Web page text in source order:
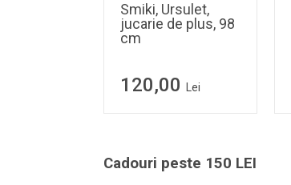
Smiki, Ursulet,
jucarie de plus, 98
cm
120,00 Lei
Cadouri peste 150 LEI